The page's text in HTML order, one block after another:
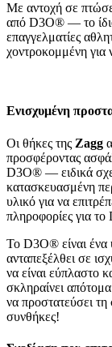
Με αντοχή σε
από D3O® — το
επαγγελματίες
χοντροκομμένη για
Ενισχυμένη
Οι θήκες της Zagg
προσφέροντας
D3O® — ειδικά
κατασκευασμένη
υλικό για να
πληροφορίες για
Το D3O® είναι ένα
ανταπεξέλθει σε
να είναι εύπλαστο
σκληραίνει
να προστατεύσει
συνθήκες!